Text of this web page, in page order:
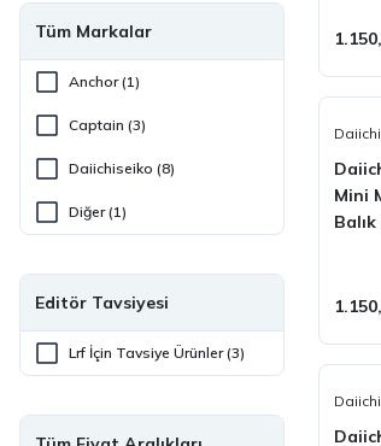
Tüm Markalar
Anchor (1)
Captain (3)
Daiichiseiko (8)
Diğer (1)
Fubelo (8)
Fujin (3)
Editör Tavsiyesi
Lrf İçin Tavsiye Ürünler (3)
Mini